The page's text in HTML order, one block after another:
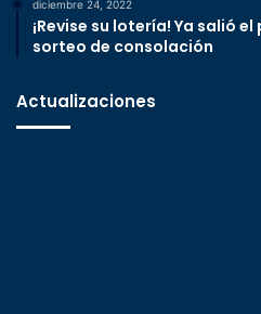
diciembre 24, 2022
¡Revise su lotería! Ya salió
sorteo de consolación
Actualizaciones